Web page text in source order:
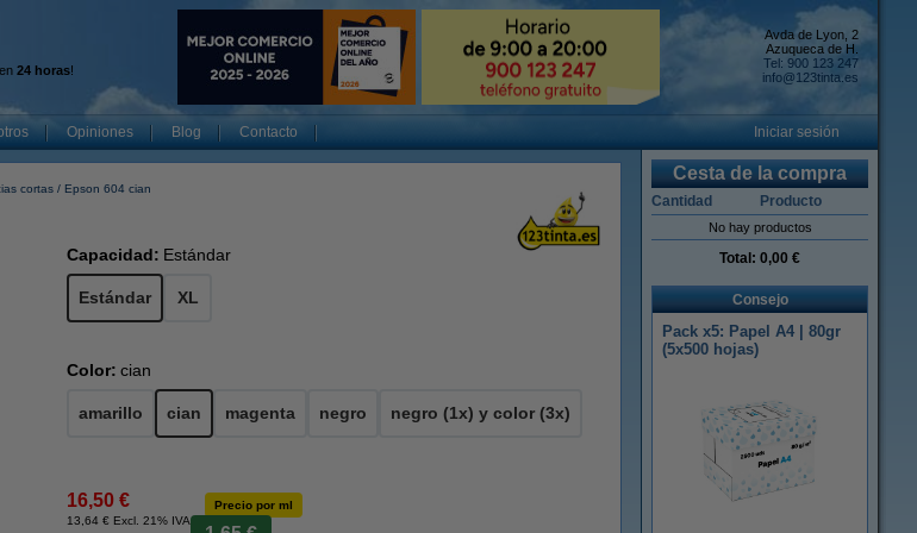
24 horas!
Avda de Lyon, 2
Azuqueca de H.
Tel: 900 123 247
info@123tinta.es
Opiniones Blog Contacto Iniciar sesión
cortas Epson 604 cian
Capacidad: Estándar
Estándar XL
Color: cian
amarillo cian magenta negro negro (1x) y color (3x)
16,50 €
13,64 € Excl. 21% IVA
Precio por ml
Cesta de la compra
Cantidad Producto
No hay productos
Total: 0,00 €
Consejo
Pack x5: Papel A4 | 80gr
(5x500 hojas)